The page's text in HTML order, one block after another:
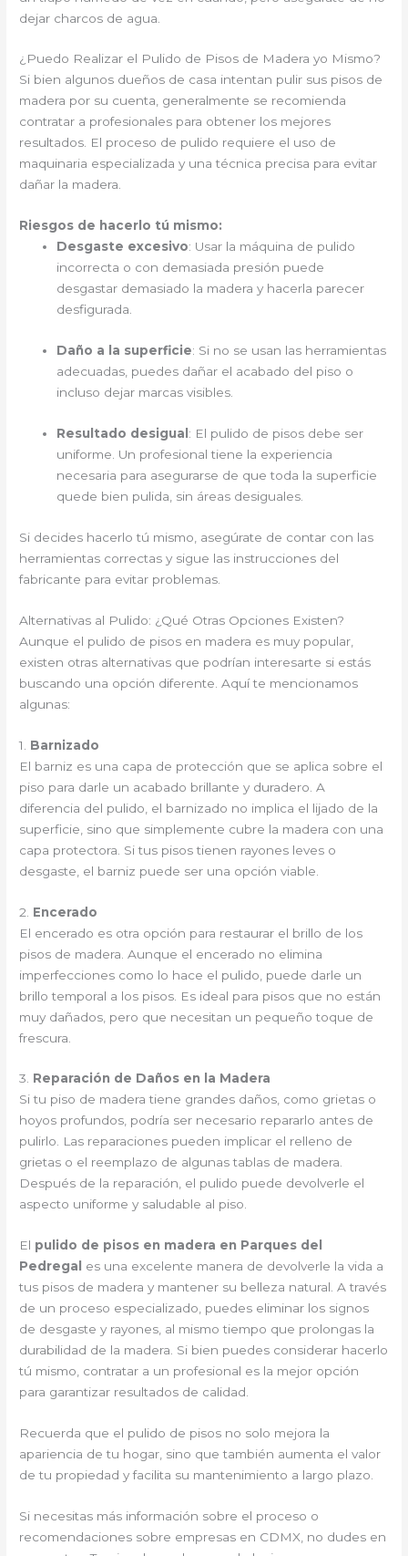
dejar charcos de agua.
¿Puedo Realizar el Pulido de Pisos de Madera yo Mismo?
Si bien algunos dueños de casa intentan pulir sus pisos de
madera por su cuenta, generalmente se recomienda
contratar a profesionales para obtener los mejores
resultados. El proceso de pulido requiere el uso de
maquinaria especializada y una técnica precisa para evitar
dañar la madera.
Riesgos de hacerlo tú mismo:
Desgaste excesivo: Usar la máquina de pulido
incorrecta o con demasiada presión puede
desgastar demasiado la madera y hacerla parecer
desfigurada.
Daño a la superficie: Si no se usan las herramientas
adecuadas, puedes dañar el acabado del piso o
incluso dejar marcas visibles.
Resultado desigual : El pulido de pisos debe ser
uniforme. Un profesional tiene la experiencia
necesaria para asegurarse de que toda la superficie
quede bien pulida, sin áreas desiguales.
Si decides hacerlo tú mismo, asegúrate de contar con las
herramientas correctas y sigue las instrucciones del
fabricante para evitar problemas.
Alternativas al Pulido: ¿Qué Otras Opciones Existen?
Aunque el pulido de pisos en madera es muy popular,
existen otras alternativas que podrían interesarte si estás
buscando una opción diferente. Aquí te mencionamos
algunas:
1. Barnizado
El barniz es una capa de protección que se aplica sobre el
piso para darle un acabado brillante y duradero. A
diferencia del pulido, el barnizado no implica el lijado de la
superficie, sino que simplemente cubre la madera con una
capa protectora. Si tus pisos tienen rayones leves o
desgaste, el barniz puede ser una opción viable.
2. Encerado
El encerado es otra opción para restaurar el brillo de los
pisos de madera. Aunque el encerado no elimina
imperfecciones como lo hace el pulido, puede darle un
brillo temporal a los pisos. Es ideal para pisos que no están
muy dañados, pero que necesitan un pequeño toque de
frescura.
3. Reparación de Daños en la Madera
Si tu piso de madera tiene grandes daños, como grietas o
hoyos profundos, podría ser necesario repararlo antes de
pulirlo. Las reparaciones pueden implicar el relleno de
grietas o el reemplazo de algunas tablas de madera.
Después de la reparación, el pulido puede devolverle el
aspecto uniforme y saludable al piso.
El pulido de pisos en madera en Parques del
Pedregal
es una excelente manera de devolverle la vida a
tus pisos de madera y mantener su belleza natural. A través
de un proceso especializado, puedes eliminar los signos
de desgaste y rayones, al mismo tiempo que prolongas la
durabilidad de la madera. Si bien puedes considerar hacerlo
tú mismo, contratar a un profesional es la mejor opción
para garantizar resultados de calidad.
Recuerda que el pulido de pisos no solo mejora la
apariencia de tu hogar, sino que también aumenta el valor
de tu propiedad y facilita su mantenimiento a largo plazo.
Si necesitas más información sobre el proceso o
recomendaciones sobre empresas en CDMX, no dudes en